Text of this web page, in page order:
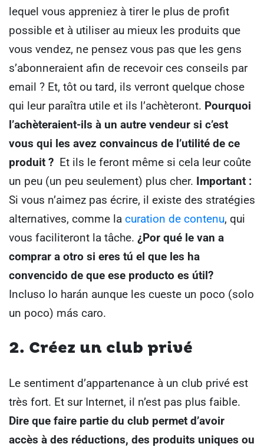
lequel vous appreniez à tirer le plus de profit
possible et à utiliser au mieux les produits que
vous vendez, ne pensez vous pas que les gens
s’abonneraient afin de recevoir ces conseils par
email ? Et, tôt ou tard, ils verront quelque chose
qui leur paraîtra utile et ils l’achèteront. Pourquoi
l’achèteraient-ils à un autre vendeur si c’est
vous qui les avez convaincus de l’utilité de ce
produit ? Et ils le feront même si cela leur coûte
un peu (un peu seulement) plus cher. Important :
Si vous n’aimez pas écrire, il existe des stratégies
alternatives, comme la curation de contenu, qui
vous faciliteront la tâche. ¿Por qué le van a
comprar a otro si eres tú el que les ha
convencido de que ese producto es útil?
Incluso lo harán aunque les cueste un poco (solo
un poco) más caro.
2. Créez un club privé
Le sentiment d’appartenance à un club privé est
très fort. Et sur Internet, il n’est pas plus faible.
Dire que faire partie du club permet d’avoir
accès à des réductions, des produits uniques ou